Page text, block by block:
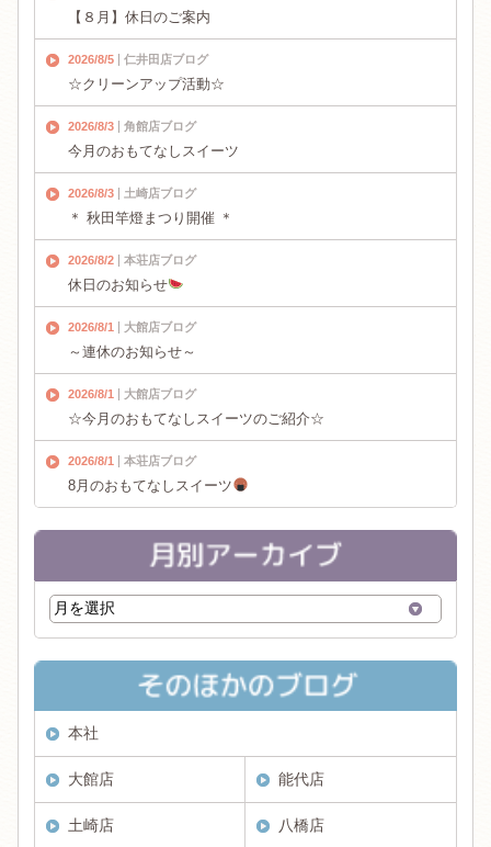
【８月】休日のご案内
2026/8/5 仁井田店ブログ
☆クリーンアップ活動☆
2026/8/3 角館店ブログ
今月のおもてなしスイーツ
2026/8/3 土崎店ブログ
＊ 秋田竿燈まつり開催 ＊
2026/8/2 本荘店ブログ
休日のお知らせ
2026/8/1 大館店ブログ
～連休のお知らせ～
2026/8/1 大館店ブログ
☆今月のおもてなしスイーツのご紹介☆
2026/8/1 本荘店ブログ
8月のおもてなしスイーツ
本社
大館店 能代店
土崎店 八橋店